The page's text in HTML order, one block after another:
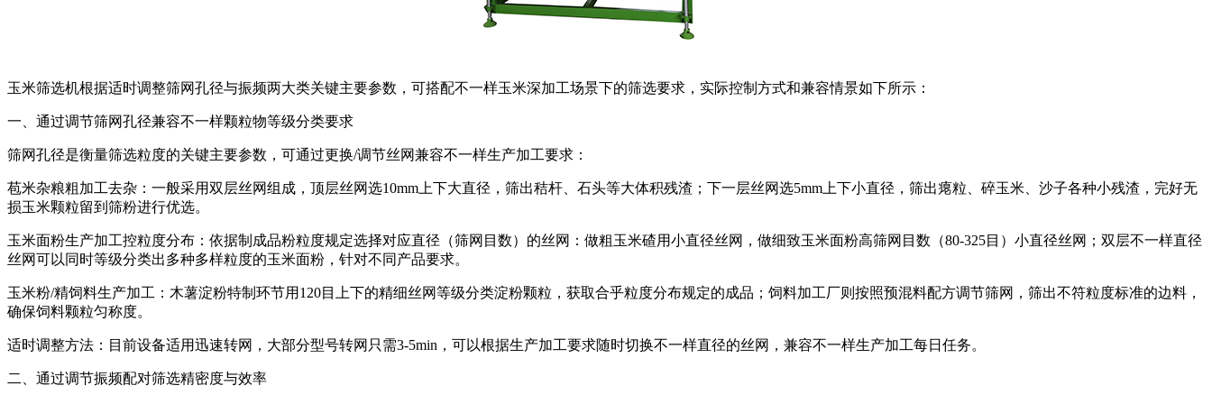
玉米筛选机根据适时调整筛网孔径与振频两大类关键主要参数，可搭配不一样玉米深加工场景下的筛选要求，实际控制方式和兼容情景如下所示：
一、通过调节筛网孔径兼容不一样颗粒物等级分类要求
筛网孔径是衡量筛选粒度的关键主要参数，可通过更换/调节丝网兼容不一样生产加工要求：
苞米杂粮粗加工去杂：一般采用双层丝网组成，顶层丝网选10mm上下大直径，筛出秸杆、石头等大体积残渣；下一层丝网选5mm上下小直径，筛出瘪粒、碎玉米、沙子各种小残渣，完好无
损玉米颗粒留到筛粉进行优选。
玉米面粉生产加工控粒度分布：依据制成品粉粒度规定选择对应直径（筛网目数）的丝网：做粗玉米碴用小直径丝网，做细致玉米面粉高筛网目数（80-325目）小直径丝网；双层不一样直径
丝网可以同时等级分类出多种多样粒度的玉米面粉，针对不同产品要求。
玉米粉/精饲料生产加工：木薯淀粉特制环节用120目上下的精细丝网等级分类淀粉颗粒，获取合乎粒度分布规定的成品；饲料加工厂则按照预混料配方调节筛网，筛出不符粒度标准的边料，
确保饲料颗粒匀称度。
适时调整方法：目前设备适用迅速转网，大部分型号转网只需3-5min，可以根据生产加工要求随时切换不一样直径的丝网，兼容不一样生产加工每日任务。
二、通过调节振频配对筛选精密度与效率